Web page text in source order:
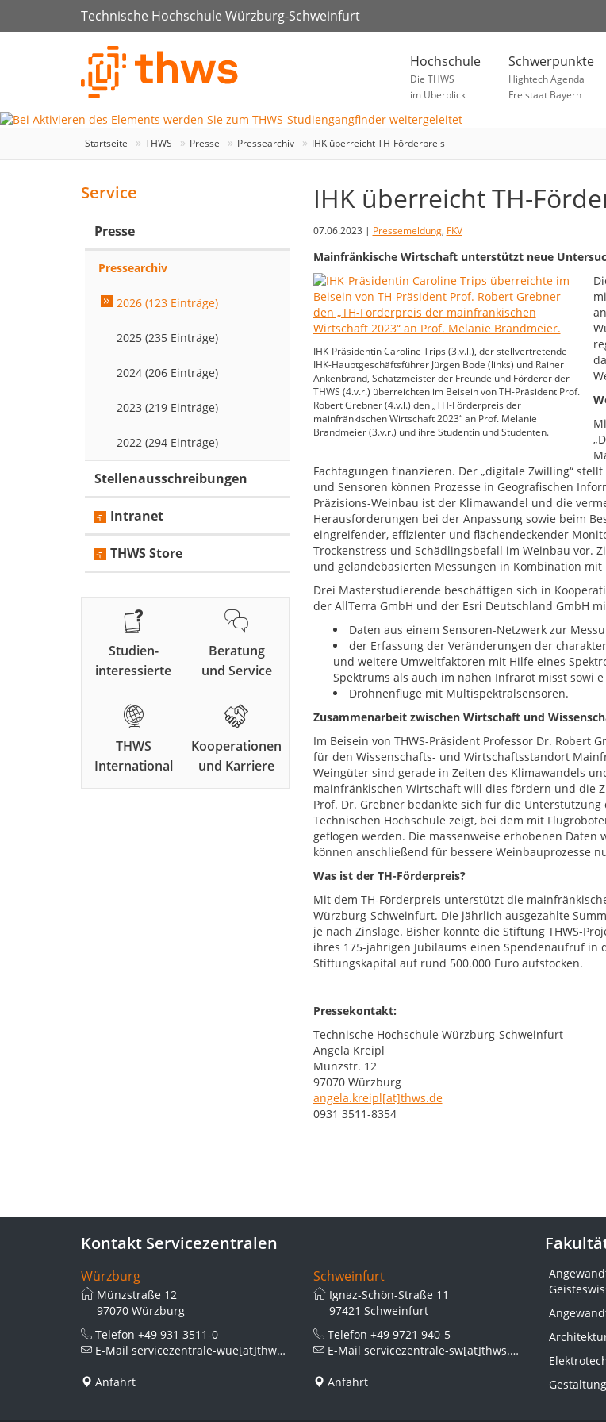
Technische Hochschule Würzburg-Schweinfurt
Hochschule
Die THWS
im Überblick
Schwerpunkte
Hightech Agenda
Freistaat Bayern
Startseite THWS Presse Pressearchiv IHK überreicht TH-Förderpreis
IHK überreicht TH-
07.06.2023 | Pressemeldung, FKV
Mainfränkische Wirtschaft unterstützt neue
IHK-Präsidentin Caroline Trips (3.v.l.), der stellvertretende
IHK-Hauptgeschäftsführer Jürgen Bode (links) und Rainer
Ankenbrand, Schatzmeister der Freunde und Förderer der
THWS (4.v.r.) überreichten im Beisein von TH-Präsident Prof.
Robert Grebner (4.v.l.) den „TH-Förderpreis der
mainfränkischen Wirtschaft 2023“ an Prof. Melanie
Brandmeier (3.v.r.) und ihre Studentin und Studenten.
Fachtagungen finanzieren. Der „digitale Zwilling“
und Sensoren können Prozesse in Geografischen
Präzisions-Weinbau ist der Klimawandel und die
Herausforderungen bei der Anpassung sowie beim
eingreifender, effizienter und flächendeckender
Trockenstress und Schädlingsbefall im Weinbau vor.
und geländebasierten Messungen in Kombination
Drei Masterstudierende beschäftigen sich in
der AllTerra GmbH und der Esri Deutschland GmbH
Daten aus einem Sensoren-Netzwerk zur
der Erfassung der Veränderungen der
und weitere Umweltfaktoren mit Hilfe eines
Spektrums als auch im nahen Infrarot misst sowi e
Drohnenflüge mit Multispektralsensoren.
Zusammenarbeit zwischen Wirtschaft und
Im Beisein von THWS-Präsident Professor Dr. Robert
für den Wissenschafts- und Wirtschaftsstandort
Weingüter sind gerade in Zeiten des Klimawandels
mainfränkischen Wirtschaft will dies fördern und die
Prof. Dr. Grebner bedankte sich für die
Technischen Hochschule zeigt, bei dem mit
geflogen werden. Die massenweise erhobenen
können anschließend für bessere Weinbauprozesse
Was ist der TH-Förderpreis?
Mit dem TH-Förderpreis unterstützt die
Würzburg-Schweinfurt. Die jährlich ausgezahlte
je nach Zinslage. Bisher konnte die Stiftung THWS-
ihres 175-jährigen Jubiläums einen Spendenaufruf
Stiftungskapital auf rund 500.000 Euro aufstocken.
Pressekontakt:
Technische Hochschule Würzburg-Schweinfurt
Angela Kreipl
Münzstr. 12
97070 Würzburg
angela.kreipl[at]thws.de
0931 3511-8354
Service
Presse
Pressearchiv
2026 (123 Einträge)
2025 (235 Einträge)
2024 (206 Einträge)
2023 (219 Einträge)
2022 (294 Einträge)
Stellenausschreibungen
Intranet
THWS Store
Studien-
interessierte
Beratung
und Service
THWS
International
Kooperationen
und Karriere
Kontakt Servicezentralen
Würzburg
Münzstraße 12
97070 Würzburg
Telefon +49 931 3511-0
E-Mail servicezentrale-wue[at]thws.de
Anfahrt
Schweinfurt
Ignaz-Schön-Straße 11
97421 Schweinfurt
Telefon +49 9721 940-5
E-Mail servicezentrale-sw[at]thws.de
Anfahrt
Gestaltung